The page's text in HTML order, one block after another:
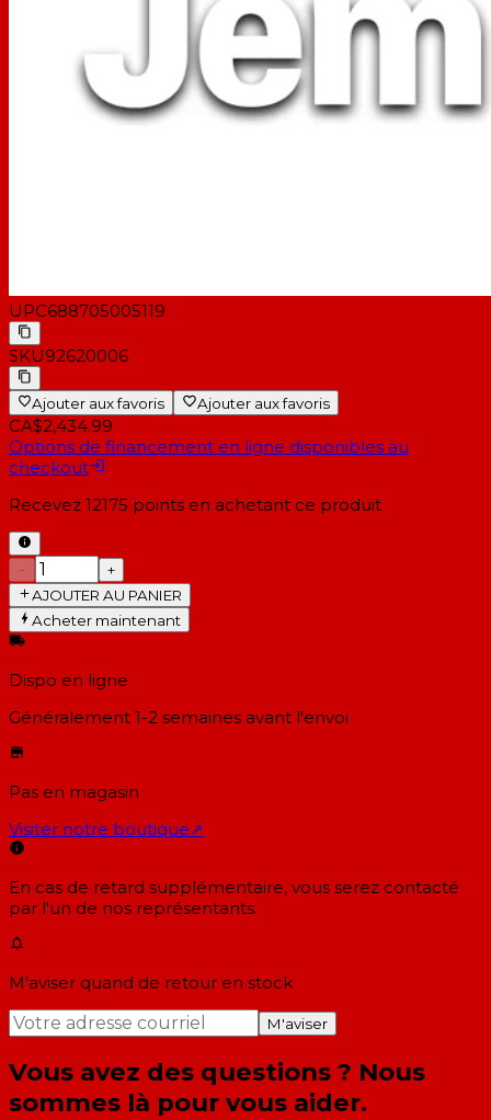
UPC688705005119
SKU92620006
Ajouter aux favoris Ajouter aux favoris
CA$2,434.99
Options de financement en ligne disponibles au
checkout
Recevez 12175 points en achetant ce produit
−
+
AJOUTER AU PANIER
Acheter maintenant
Dispo en ligne
Généralement 1-2 semaines avant l'envoi
Pas en magasin
Visiter notre boutique↗
En cas de retard supplémentaire, vous serez contacté
par l'un de nos représentants.
M'aviser quand de retour en stock
M'aviser
Vous avez des questions ? Nous
sommes là pour vous aider.